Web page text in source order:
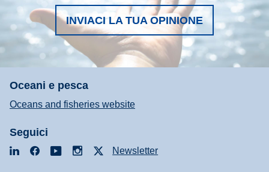
INVIACI LA TUA OPINIONE
Oceani e pesca
Oceans and fisheries website
Seguici
LinkedInFacebookYouTubeInstagramNewsletter